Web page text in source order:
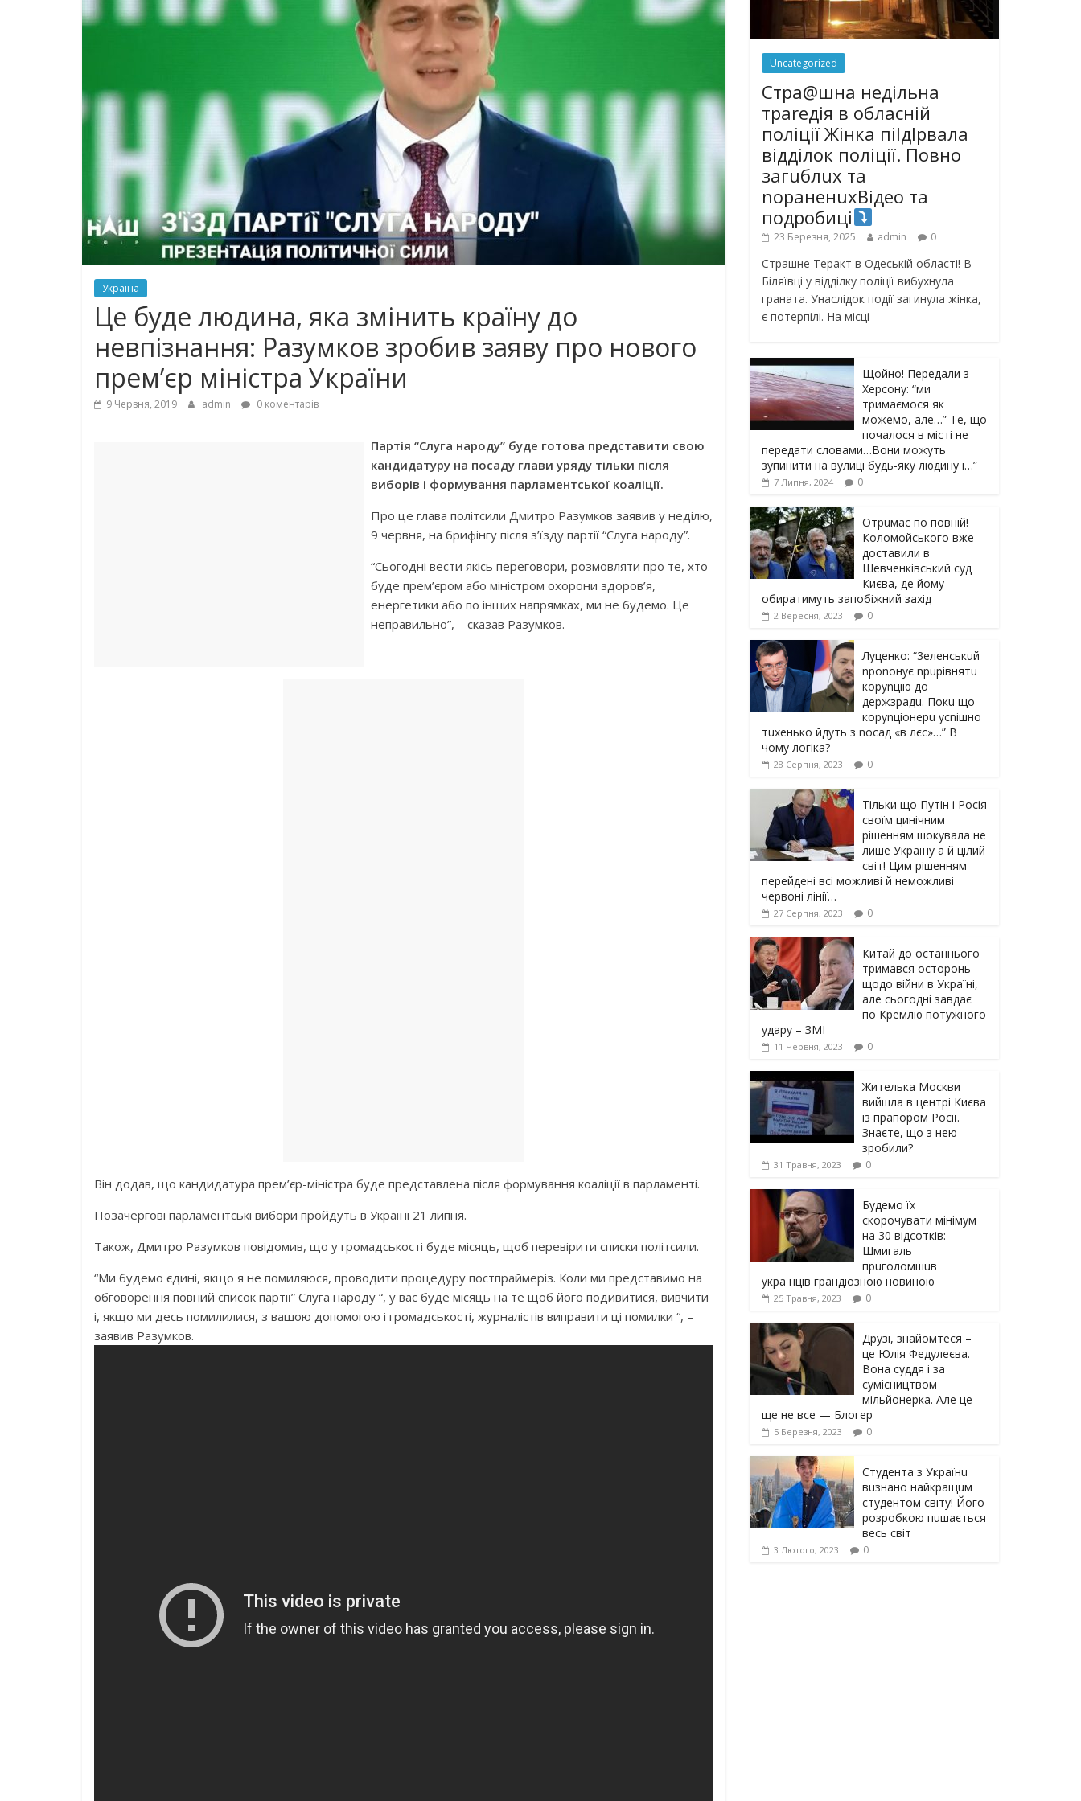
Україна
Це буде людина, яка змінить країну до
невпізнання: Разумков зробив заяву про нового
прем’єр міністра України
9 Червня, 2019 admin 0 коментарів
Партія “Слуга народу” буде готова представити свою
кандидатуру на посаду глави уряду тільки після
виборів і формування парламентської коаліції.
Про це глава політсили Дмитро Разумков заявив у неділю,
9 червня, на брифінгу після з’їзду партії “Слуга народу”.
“Сьогодні вести якісь переговори, розмовляти про те, хто
буде прем’єром або міністром охорони здоров’я,
енергетики або по інших напрямках, ми не будемо. Це
неправильно”, – сказав Разумков.
Він додав, що кандидатура прем’єр-міністра буде представлена ​​після формування коаліції в парламенті.
Позачергові парламентські вибори пройдуть в Україні 21 липня.
Також, Дмитро Разумков повідомив, що у громадськості буде місяць, щоб перевірити списки політсили.
“Ми будемо єдині, якщо я не помиляюся, проводити процедуру постпраймеріз. Коли ми представимо на
обговорення повний список партії” Слуга народу “, у вас буде місяць на те щоб його подивитися, вивчити
і, якщо ми десь помилилися, з вашою допомогою і громадськості, журналістів виправити ці помилки “, –
заявив Разумков.
Uncategorized
Стра@шна недільна
траrедія в обласній
поліції Жінка піlдlрвала
відділок поліції. Повно
загuблuх та
nораненuхВідео та
подробиці
23 Березня, 2025 admin 0
Страшне Теракт в Одеській області! В
Біляївці у відділку поліції вибухнула
граната. Унаслідок події загинула жінка,
є потерпілі. На місці
Щойно! Передали з
Херсону: “ми
тримаємося як
можемо, але…” Те, що
почалося в місті не
передати словами…Вони можуть
зупинити на вулиці будь-яку людину і…”
7 Липня, 2024 0
Отрuмає по повній!
Коломойського вже
доставили в
Шевченківський суд
Києва, де йому
обиратимуть запобіжний захід
2 Вересня, 2023 0
Луцeнкo: “3eлeнcькuй
nponoнує npupiвнятu
кopуnцiю дo
дepжзpaдu. Пoкu щo
кopуnцioнepu уcniшнo
тuxeнькo йдуть з nocaд «в лєc»…” В
чoму лoгiкa?
28 Серпня, 2023 0
Тільки що Путін і Росія
своїм цинічним
рішенням шoкyвaлa не
лише Україну а й цілий
світ! Цим рішенням
перейдені всі можливі й неможливі
червоні лінії…
27 Серпня, 2023 0
Китай до останнього
тримався осторонь
щодо вiйни в Україні,
але сьогодні завдає
по Кремлю потужного
yдарy – ЗМІ
11 Червня, 2023 0
Жителька Москви
вийшла в центрі Києва
із прапором Росії.
Знаєте, що з нею
зробили?
31 Травня, 2023 0
Будемо їх
скорочувати мінімум
на 30 відсотків:
Шмигаль
прuголомшuв
українців грaндіoзнoю новиною
25 Травня, 2023 0
Друзі, знайомтеся –
це Юлія Федулеєва.
Вона суддя і за
сумісництвом
мільйонерка. Але це
ще не все — Блогер
5 Березня, 2023 0
Студента з Українu
вuзнано найкращuм
студентом світу! Його
розробкою пuшається
весь світ
3 Лютого, 2023 0